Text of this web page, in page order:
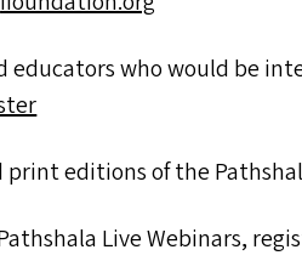
educators who would be
print editions of the
Live Webinars,